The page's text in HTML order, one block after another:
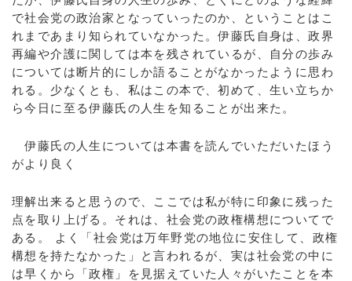
で社会党の政治家となっていったのか、ということはこ
れまであまり知られていなかった。伊藤氏自身は、政界
再編や介護に関しては本を残されているが、自分の歩み
については断片的にしか語ることがなかったように思わ
れる。少なくとも、私はこの本で、初めて、生い立ちか
ら今日に至る伊藤氏の人生を知ることが出来た。
伊藤氏の人生については本書を読んでいただいたほう
がより良く
理解出来ると思うので、ここでは私が特に印象に残った
点を取り上げる。それは、社会党の政権構想についてで
ある。 よく「社会党は万年野党の地位に安住して、政権
構想を持たなかった」と言われるが、実は社会党の中に
は早くから「政権」を見据えていた人々がいたことを本